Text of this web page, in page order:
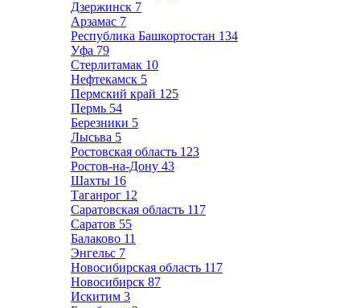
Дзержинск 7
Арзамас 7
Республика Башкортостан 134
Уфа 79
Стерлитамак 10
Нефтекамск 5
Пермский край 125
Пермь 54
Березники 5
Лысьва 5
Ростовская область 123
Ростов-на-Дону 43
Шахты 16
Таганрог 12
Саратовская область 117
Саратов 55
Балаково 11
Энгельс 7
Новосибирская область 117
Новосибирск 87
Искитим 3